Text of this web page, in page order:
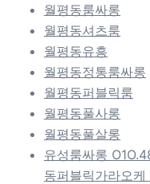
월평동룸싸롱
월평동셔츠룸
월평동유흥
월평동정통룸싸롱
월평동퍼블릭룸
월평동풀사롱
월평동풀살롱
유성룸싸롱
동퍼블릭가라오